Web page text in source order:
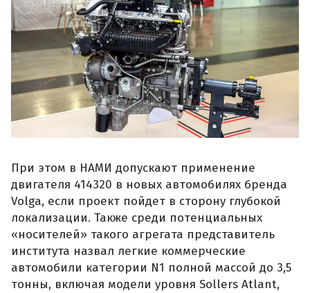
При этом в НАМИ допускают применение
двигателя 414320 в новых автомобилях бренда
Volga, если проект пойдет в сторону глубокой
локализации. Также среди потенциальных
«носителей» такого агрегата представитель
института назвал легкие коммерческие
автомобили категории N1 полной массой до 3,5
тонны, включая модели уровня Sollers Atlant,